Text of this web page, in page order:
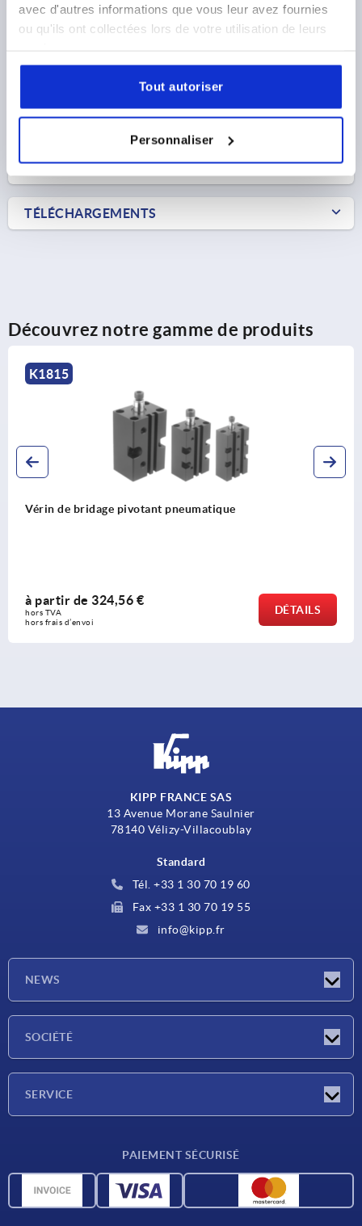
avec d'autres informations que vous leur avez fournies
ou qu'ils ont collectées lors de votre utilisation de leurs
Tout autoriser
Personnaliser
162,31 €
DÉTAILS DU PRODUIT
CAD
TÉLÉCHARGEMENTS
Découvrez notre gamme de produits
Vérin de bridage à levier pneumatique à visser
à partir de
hors frais d’envoi
KIPP FRANCE SAS
13 Avenue Morane Saulnier
78140 Vélizy-Villacoublay
Standard
Tél. +33 1 30 70 19 60
Fax +33 1 30 70 19 55
info@kipp.fr
NEWS
SOCIÉTÉ
SERVICE
Données CAO
PAIEMENT SÉCURISÉ